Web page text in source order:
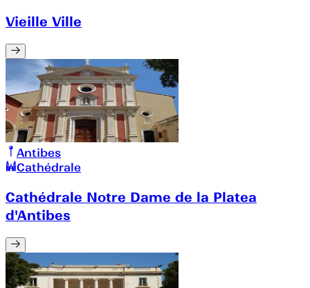
Vieille Ville
Antibes
Cathédrale
Cathédrale Notre Dame de la Platea
d'Antibes